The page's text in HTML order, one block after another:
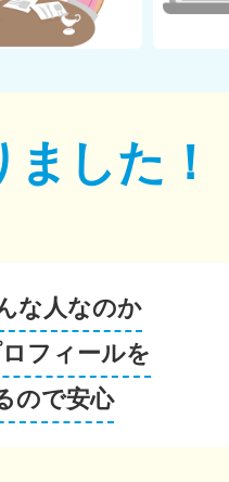
ました！
な人なのか
フィールを
ので安心